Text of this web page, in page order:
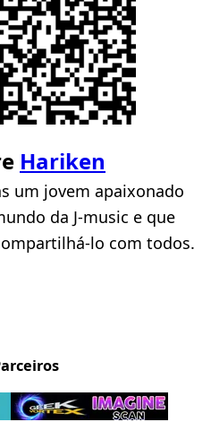
Hariken
um jovem apaixonado
da J-music e que
lo com todos.